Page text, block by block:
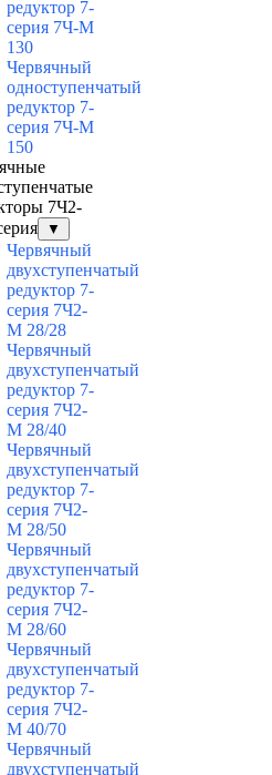
редуктор 7-
серия 7Ч-М
130
Червячный
одноступенчатый
редуктор 7-
серия 7Ч-М
150
7Ч2-
▼
Червячный
двухступенчатый
редуктор 7-
серия 7Ч2-
М 28/28
Червячный
двухступенчатый
редуктор 7-
серия 7Ч2-
М 28/40
Червячный
двухступенчатый
редуктор 7-
серия 7Ч2-
М 28/50
Червячный
двухступенчатый
редуктор 7-
серия 7Ч2-
М 28/60
Червячный
двухступенчатый
редуктор 7-
серия 7Ч2-
М 40/70
Червячный
двухступенчатый